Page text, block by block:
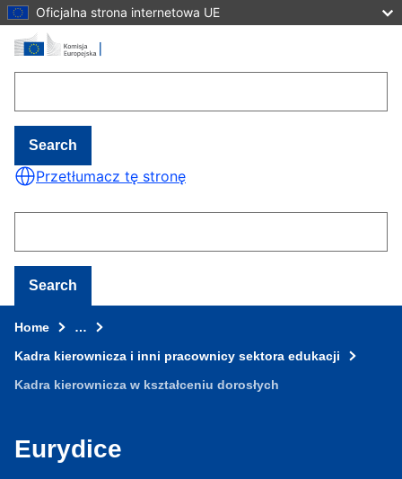
Skip to main content
Oficjalna strona internetowa UE
Search
Przetłumacz tę stronę
Search
Home
…
Kadra kierownicza i inni pracownicy sektora edukacji
Kadra kierownicza w kształceniu dorosłych
Eurydice